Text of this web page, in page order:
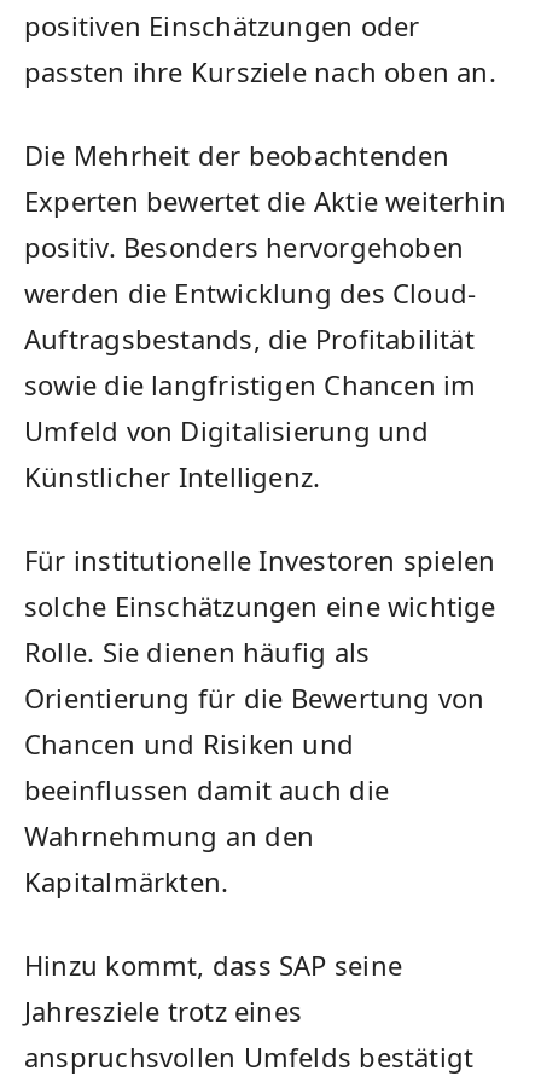
positiven Einschätzungen oder
passten ihre Kursziele nach oben an.
Die Mehrheit der beobachtenden
Experten bewertet die Aktie weiterhin
positiv. Besonders hervorgehoben
werden die Entwicklung des Cloud-
Auftragsbestands, die Profitabilität
sowie die langfristigen Chancen im
Umfeld von Digitalisierung und
Künstlicher Intelligenz.
Für institutionelle Investoren spielen
solche Einschätzungen eine wichtige
Rolle. Sie dienen häufig als
Orientierung für die Bewertung von
Chancen und Risiken und
beeinflussen damit auch die
Wahrnehmung an den
Kapitalmärkten.
Hinzu kommt, dass SAP seine
Jahresziele trotz eines
anspruchsvollen Umfelds bestätigt